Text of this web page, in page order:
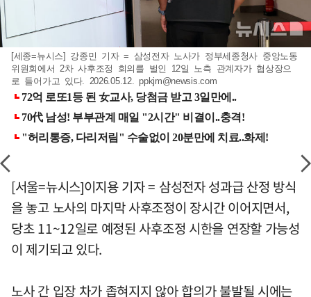
[세종=뉴시스] 강종민 기자 = 삼성전자 노사가 정부세종청사 중앙노동
위원회에서 2차 사후조정 회의를 벌인 12일 노측 관계자가 협상장으
로 들어가고 있다. 2026.05.12.ppkjm@newsis.com
[서울=뉴시스]이지용 기자 = 삼성전자 성과급 산정 방식
을 놓고 노사의 마지막 사후조정이 장시간 이어지면서,
당초 11~12일로 예정된 사후조정 시한을 연장할 가능성
이 제기되고 있다.
노사 간 입장 차가 좁혀지지 않아 합의가 불발될 시에는